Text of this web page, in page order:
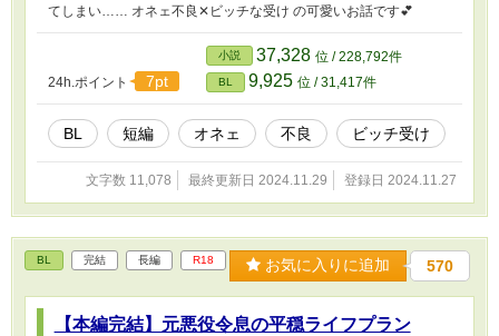
てしまい…… オネェ不良✕ビッチな受け の可愛いお話です💕
24h.ポイント 7pt
小説 37,328 位 / 228,792件
BL 9,925 位 / 31,417件
BL 短編 オネェ 不良 ビッチ受け
文字数 11,078 最終更新日 2024.11.29 登録日 2024.11.27
BL 完結 長編 R18 お気に入りに追加 570
【本編完結】元悪役令息の平穏ライフプラン